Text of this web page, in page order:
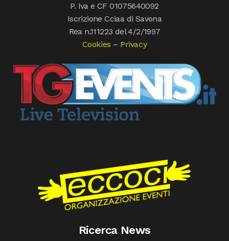
P. Iva e CF 01075640092
Iscrizione Cciaa di Savona
Rea n.111223 del 4/2/1997
Cookies – Privacy
Ricerca News